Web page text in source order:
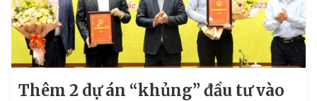
Thêm 2 dự án “khủng” đầu tư vào